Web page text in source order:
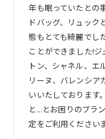
年も眠っていたとの
ドバッグ、リュック
態もとても綺麗でし
ことができました!
トン、シャネル、エ
リーヌ、バレンシア
いいたしております
と...とお困りのブラ
定をご利用ください